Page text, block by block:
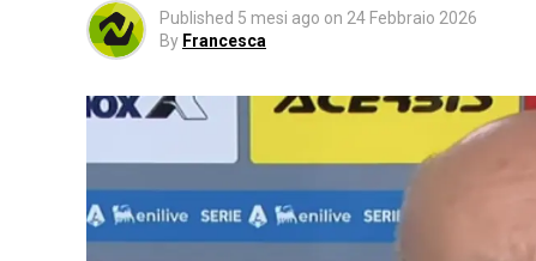
Published 5 mesi ago on 24 Febbraio 2026
By Francesca